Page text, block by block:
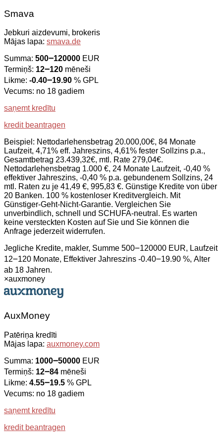
Smava
Jebkuri aizdevumi, brokeris
Mājas lapa: smava.de
Summa: 500౼120000 EUR
Termiņš: 12౼120 mēneši
Likme: -0.40౼19.90 % GPL
Vecums: no 18 gadiem
saņemt kredītu
kredit beantragen
Beispiel: Nettodarlehensbetrag 20.000,00€, 84 Monate
Laufzeit, 4,71% eff. Jahreszins, 4,61% fester Sollzins p.a.,
Gesamtbetrag 23.439,32€, mtl. Rate 279,04€.
Nettodarlehensbetrag 1.000 €, 24 Monate Laufzeit, -0,40 %
effektiver Jahreszins, -0,40 % p.a. gebundenem Sollzins, 24
mtl. Raten zu je 41,49 €, 995,83 €. Günstige Kredite von über
20 Banken. 100 % kostenloser Kreditvergleich. Mit
Günstiger-Geht-Nicht-Garantie. Vergleichen Sie
unverbindlich, schnell und SCHUFA-neutral. Es warten
keine versteckten Kosten auf Sie und Sie können die
Anfrage jederzeit widerrufen.
Jegliche Kredite, makler, Summe 500౼120000 EUR, Laufzeit
12౼120 Monate, Effektiver Jahreszins -0.40౼19.90 %, Alter
ab 18 Jahren.
×auxmoney
AuxMoney
Patēriņa kredīti
Mājas lapa: auxmoney.com
Summa: 1000౼50000 EUR
Termiņš: 12౼84 mēneši
Likme: 4.55౼19.5 % GPL
Vecums: no 18 gadiem
saņemt kredītu
kredit beantragen